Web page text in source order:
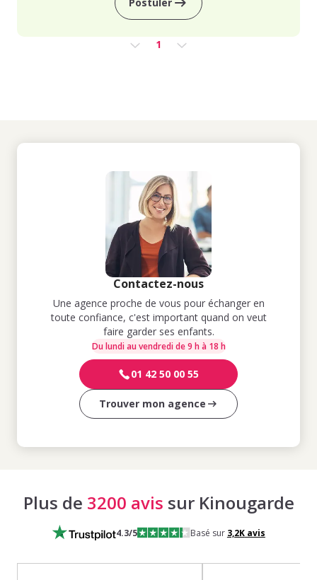
1
Contactez-nous
Une agence proche de vous pour échanger en
toute confiance, c'est important quand on veut
faire garder ses enfants.
Du lundi au vendredi de 9 h à 18 h
01 42 50 00 55
Trouver mon agence
Plus de 3200 avis sur Kinougarde
4.3/5 Basé sur 3,2Kavis